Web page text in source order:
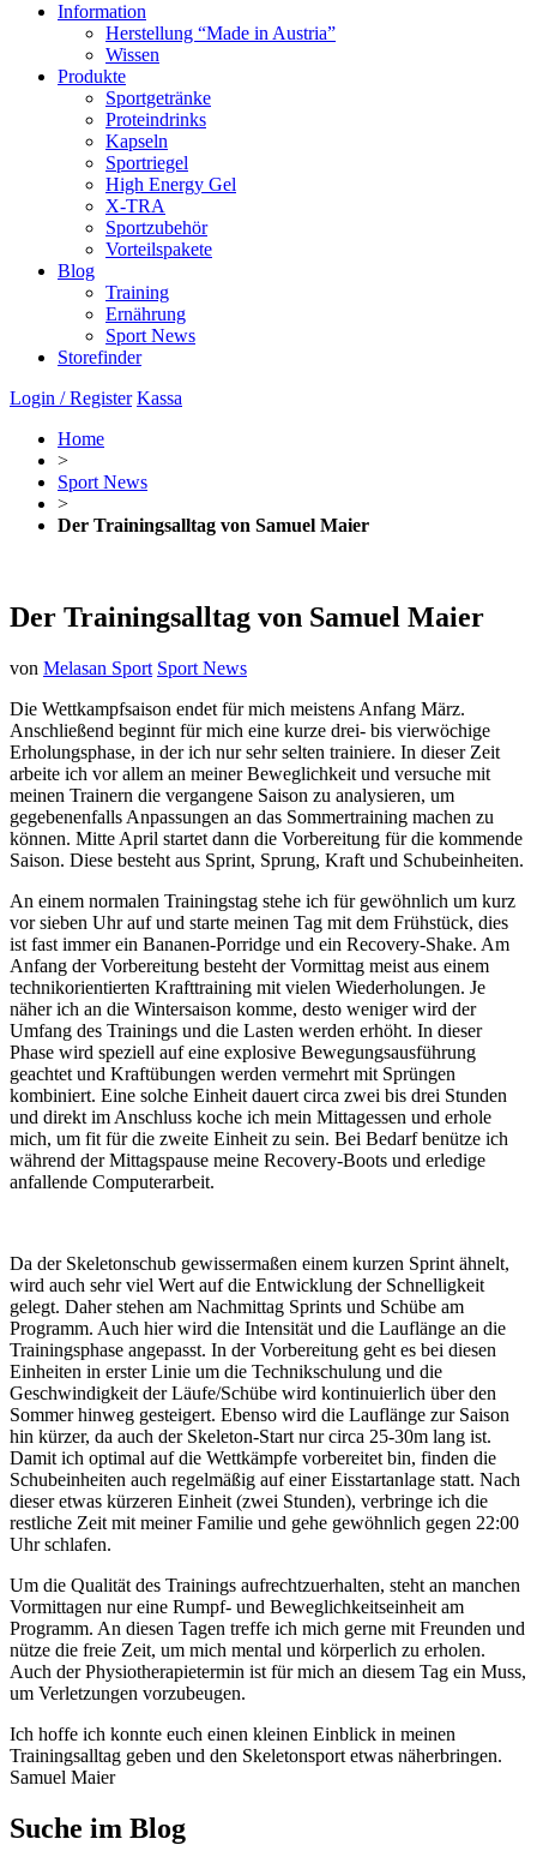
Information
Herstellung “Made in Austria”
Wissen
Produkte
Sportgetränke
Proteindrinks
Kapseln
Sportriegel
High Energy Gel
X-TRA
Sportzubehör
Vorteilspakete
Blog
Training
Ernährung
Sport News
Storefinder
Login / Register Kassa
Home
>
Sport News
>
Der Trainingsalltag von Samuel Maier
Der Trainingsalltag von Samuel Maier
von Melasan Sport Sport News
Die Wettkampfsaison endet für mich meistens Anfang März.
Anschließend beginnt für mich eine kurze drei- bis vierwöchige
Erholungsphase, in der ich nur sehr selten trainiere. In dieser Zeit
arbeite ich vor allem an meiner Beweglichkeit und versuche mit
meinen Trainern die vergangene Saison zu analysieren, um
gegebenenfalls Anpassungen an das Sommertraining machen zu
können. Mitte April startet dann die Vorbereitung für die kommende
Saison. Diese besteht aus Sprint, Sprung, Kraft und Schubeinheiten.
An einem normalen Trainingstag stehe ich für gewöhnlich um kurz
vor sieben Uhr auf und starte meinen Tag mit dem Frühstück, dies
ist fast immer ein Bananen-Porridge und ein Recovery-Shake. Am
Anfang der Vorbereitung besteht der Vormittag meist aus einem
technikorientierten Krafttraining mit vielen Wiederholungen. Je
näher ich an die Wintersaison komme, desto weniger wird der
Umfang des Trainings und die Lasten werden erhöht. In dieser
Phase wird speziell auf eine explosive Bewegungsausführung
geachtet und Kraftübungen werden vermehrt mit Sprüngen
kombiniert. Eine solche Einheit dauert circa zwei bis drei Stunden
und direkt im Anschluss koche ich mein Mittagessen und erhole
mich, um fit für die zweite Einheit zu sein. Bei Bedarf benütze ich
während der Mittagspause meine Recovery-Boots und erledige
anfallende Computerarbeit.
Da der Skeletonschub gewissermaßen einem kurzen Sprint ähnelt,
wird auch sehr viel Wert auf die Entwicklung der Schnelligkeit
gelegt. Daher stehen am Nachmittag Sprints und Schübe am
Programm. Auch hier wird die Intensität und die Lauflänge an die
Trainingsphase angepasst. In der Vorbereitung geht es bei diesen
Einheiten in erster Linie um die Technikschulung und die
Geschwindigkeit der Läufe/Schübe wird kontinuierlich über den
Sommer hinweg gesteigert. Ebenso wird die Lauflänge zur Saison
hin kürzer, da auch der Skeleton-Start nur circa 25-30m lang ist.
Damit ich optimal auf die Wettkämpfe vorbereitet bin, finden die
Schubeinheiten auch regelmäßig auf einer Eisstartanlage statt. Nach
dieser etwas kürzeren Einheit (zwei Stunden), verbringe ich die
restliche Zeit mit meiner Familie und gehe gewöhnlich gegen 22:00
Uhr schlafen.
Um die Qualität des Trainings aufrechtzuerhalten, steht an manchen
Vormittagen nur eine Rumpf- und Beweglichkeitseinheit am
Programm. An diesen Tagen treffe ich mich gerne mit Freunden und
nütze die freie Zeit, um mich mental und körperlich zu erholen.
Auch der Physiotherapietermin ist für mich an diesem Tag ein Muss,
um Verletzungen vorzubeugen.
Ich hoffe ich konnte euch einen kleinen Einblick in meinen
Trainingsalltag geben und den Skeletonsport etwas näherbringen.
Samuel Maier
Suche im Blog